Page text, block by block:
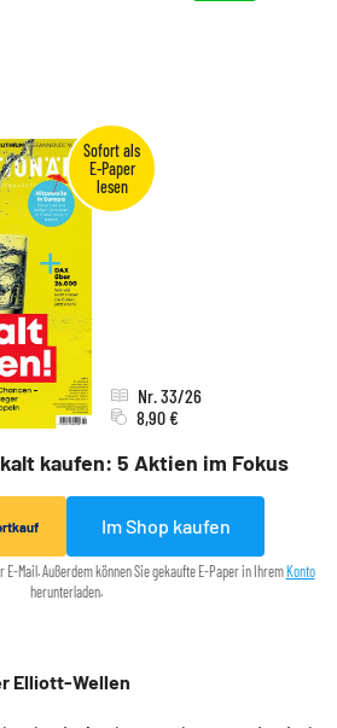
kaufen: 5 Aktien im Fokus
Nr. 33/26
8,90 €
Im Shop kaufen
Mail. Außerdem können Sie gekaufte E-Paper in Ihrem Konto
herunterladen.
Elliott-Wellen